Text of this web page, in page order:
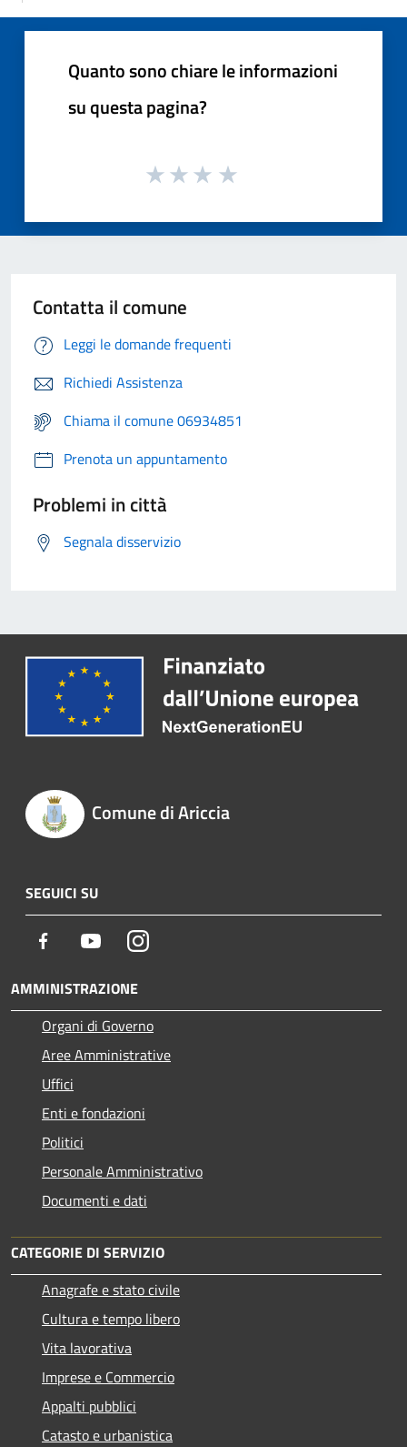
Quanto sono chiare le informazioni
su questa pagina?
Contatta il comune
Leggi le domande frequenti
Richiedi Assistenza
Chiama il comune 06934851
Prenota un appuntamento
Problemi in città
Segnala disservizio
Comune di Ariccia
SEGUICI SU
Facebook YoutubeInstagram
AMMINISTRAZIONE
Organi di Governo
Aree Amministrative
Uffici
Enti e fondazioni
Politici
Personale Amministrativo
Documenti e dati
CATEGORIE DI SERVIZIO
Anagrafe e stato civile
Cultura e tempo libero
Vita lavorativa
Imprese e Commercio
Appalti pubblici
Catasto e urbanistica